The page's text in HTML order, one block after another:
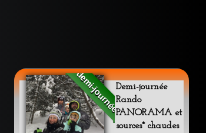
demi-journéeDemi-journée
Rando
PANORAMA et
sources* chaudes